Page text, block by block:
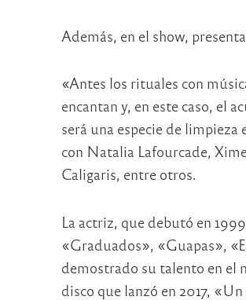
Además, en el show,
«Antes los rituales con
encantan y, en este caso, el
será una especie de
con Natalia Lafourcade,
Caligaris, entre otros.
La actriz, que debutó en
«Graduados», «Guapas»,
demostrado su talento en el
disco que lanzó en 2017,